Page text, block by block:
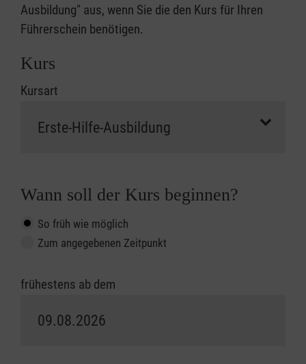
Ausbildung" aus, wenn Sie die den Kurs für Ihren
Führerschein benötigen.
Kurs
Kursart
Wann soll der Kurs beginnen?
So früh wie möglich
Zum angegebenen Zeitpunkt
frühestens ab dem